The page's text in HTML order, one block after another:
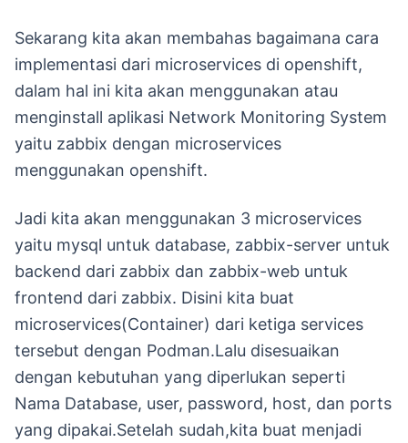
Sekarang kita akan membahas bagaimana cara
implementasi dari microservices di openshift,
dalam hal ini kita akan menggunakan atau
menginstall aplikasi Network Monitoring System
yaitu zabbix dengan microservices
menggunakan openshift.
Jadi kita akan menggunakan 3 microservices
yaitu mysql untuk database, zabbix-server untuk
backend dari zabbix dan zabbix-web untuk
frontend dari zabbix. Disini kita buat
microservices(Container) dari ketiga services
tersebut dengan Podman.Lalu disesuaikan
dengan kebutuhan yang diperlukan seperti
Nama Database, user, password, host, dan ports
yang dipakai.Setelah sudah,kita buat menjadi